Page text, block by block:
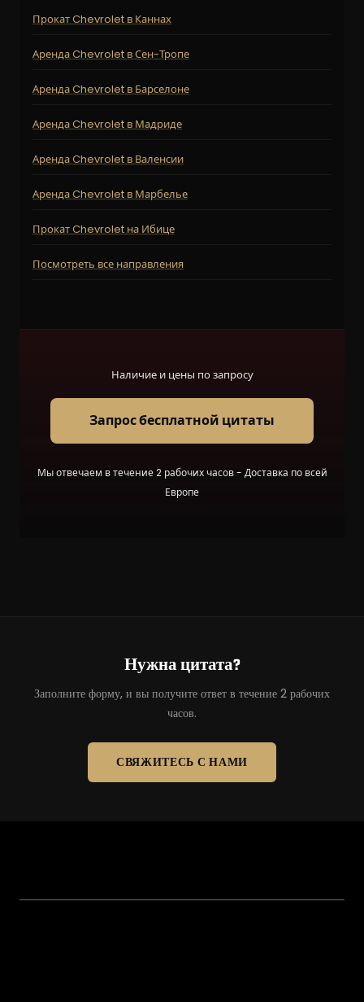
Прокат Chevrolet в Каннах
Аренда Chevrolet в Сен-Тропе
Аренда Chevrolet в Барселоне
Аренда Chevrolet в Мадриде
Аренда Chevrolet в Валенсии
Аренда Chevrolet в Марбелье
Прокат Chevrolet на Ибице
Посмотреть все направления
Наличие и цены по запросу
Запрос бесплатной цитаты
Мы отвечаем в течение 2 рабочих часов - Доставка по всей
Европе
Нужна цитата?
Заполните форму, и вы получите ответ в течение 2 рабочих
часов.
СВЯЖИТЕСЬ С НАМИ